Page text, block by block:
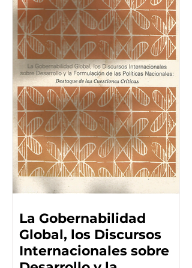
La Gobernabilidad
Global, los Discursos
Internacionales sobre